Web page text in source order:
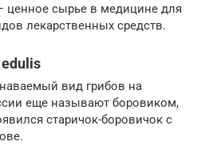
ценное сырье в медицине для
лекарственных средств.
вид грибов на
еще называют боровиком,
старичок-боровичок с